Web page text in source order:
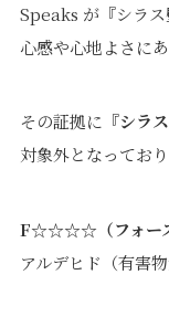
Speaks が『シラ
心感や心地よさにあ
その証拠に『シラ
対象外となっており
F☆☆☆☆（フォース
アルデヒド（有害